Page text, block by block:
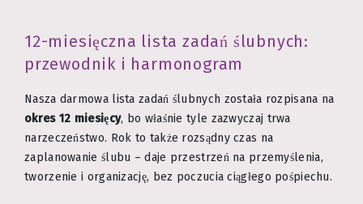
12-miesięczna lista zadań ślubnych:
przewodnik i harmonogram
Nasza darmowa lista zadań ślubnych została rozpisana na
okres 12 miesięcy, bo właśnie tyle zazwyczaj trwa
narzeczeństwo. Rok to także rozsądny czas na
zaplanowanie ślubu – daje przestrzeń na przemyślenia,
tworzenie i organizację, bez poczucia ciągłego pośpiechu.